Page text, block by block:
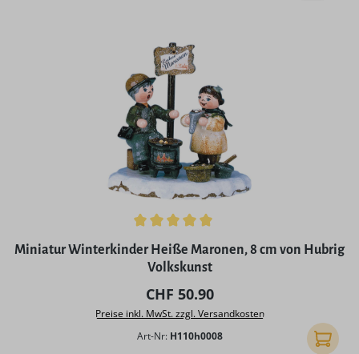
Durchschnittliche Bewertung von 5 von 5 Sternen
Miniatur Winterkinder Heiße Maronen, 8 cm von Hubrig
Volkskunst
Regulärer Preis:
CHF 50.90
Preise inkl. MwSt. zzgl. Versandkosten
Art-Nr: H110h0008 In den